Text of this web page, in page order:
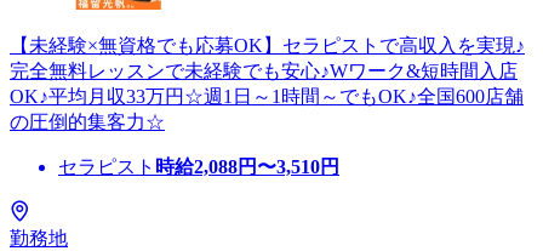
【未経験×無資格でも応募OK】セラピストで高収入を実現♪
完全無料レッスンで未経験でも安心♪Wワーク&短時間入店
OK♪平均月収33万円☆週1日～1時間～でもOK♪全国600店舗
の圧倒的集客力☆
セラピスト 時給2,088円〜3,510円
勤務地